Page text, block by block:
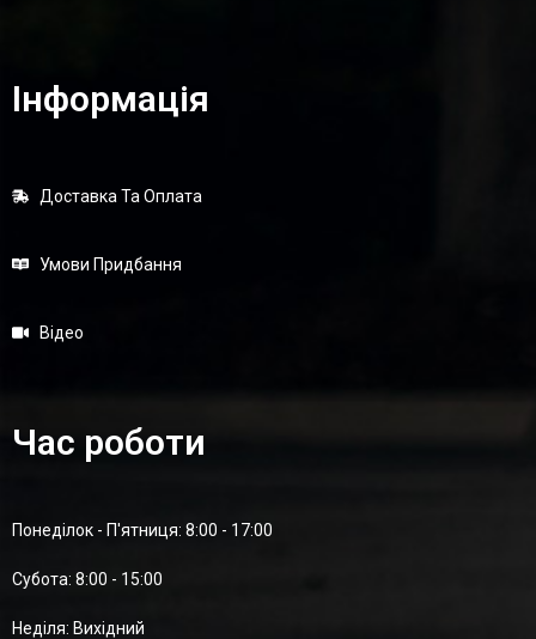
Інформація
Доставка Та Оплата
Умови Придбання
Відео
Час роботи
Понеділок - П'ятниця: 8:00 - 17:00
Суботa: 8:00 - 15:00
Неділя: Вихідний